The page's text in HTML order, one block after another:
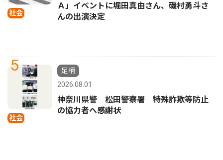
社会
Ａ」イベントに堀田真由さん、磯村勇斗さ
んの出演決定
5
社会
足柄
2026.08.01
神奈川県警 松田警察署 特殊詐欺等防止
の協力者へ感謝状